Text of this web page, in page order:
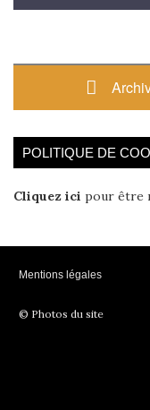
POLITIQUE DE
Cliquez ici pour être
Mentions légales
© Photos du site